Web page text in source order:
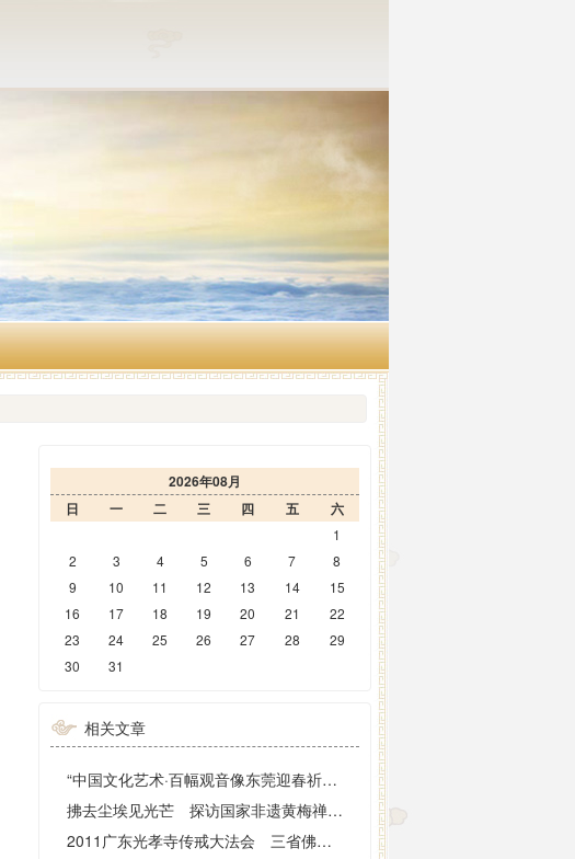
2026年08月
日
一 二 三 四 五 六
1
2
3 4 5 6 7
8
9
10 11 12 13 14
15
16
17 18 19 20 21
22
23
24 25 26 27 28
29
30
31
相关文章
“中国文化艺术·百幅观音像东莞迎春祈福展”广东举行
拂去尘埃见光芒 探访国家非遗黄梅禅宗祖师传说
2011广东光孝寺传戒大法会 三省佛协会长传授初坛沙弥戒